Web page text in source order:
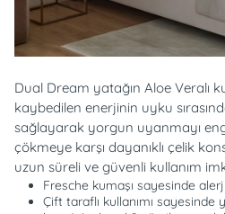
Dual Dream yatağın Aloe Veralı
kaybedilen enerjinin uyku
sağlayarak yorgun uyanmayı
çökmeye karşı dayanıklı çelik
uzun süreli ve güvenli kullanım
Fresche kumaşı sayesinde
Çift taraflı kullanımı sayesinde